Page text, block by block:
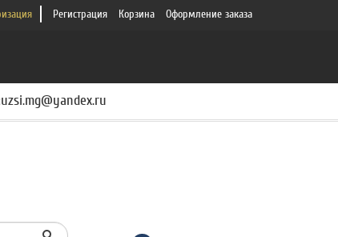
Регистрация Корзина Оформление заказа
uzsi.mg@yandex.ru